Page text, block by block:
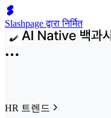
Slashpage द्वारा निर्मित
HR 트렌드